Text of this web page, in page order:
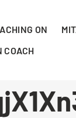
ON
COACH